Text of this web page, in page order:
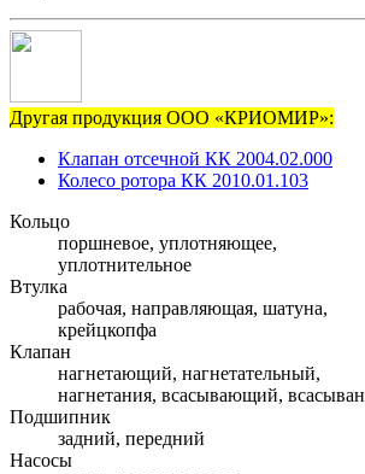
Другая продукция ООО «КРИОМИР»:
Клапан отсечной КК 2004.02.000
Колесо ротора КК 2010.01.103
Кольцо
поршневое, уплотняющее,
уплотнительное
Втулка
рабочая, направляющая, шатуна,
крейцкопфа
Клапан
нагнетающий, нагнетательный,
нагнетания, всасывающий,
Подшипник
задний, передний
Насосы